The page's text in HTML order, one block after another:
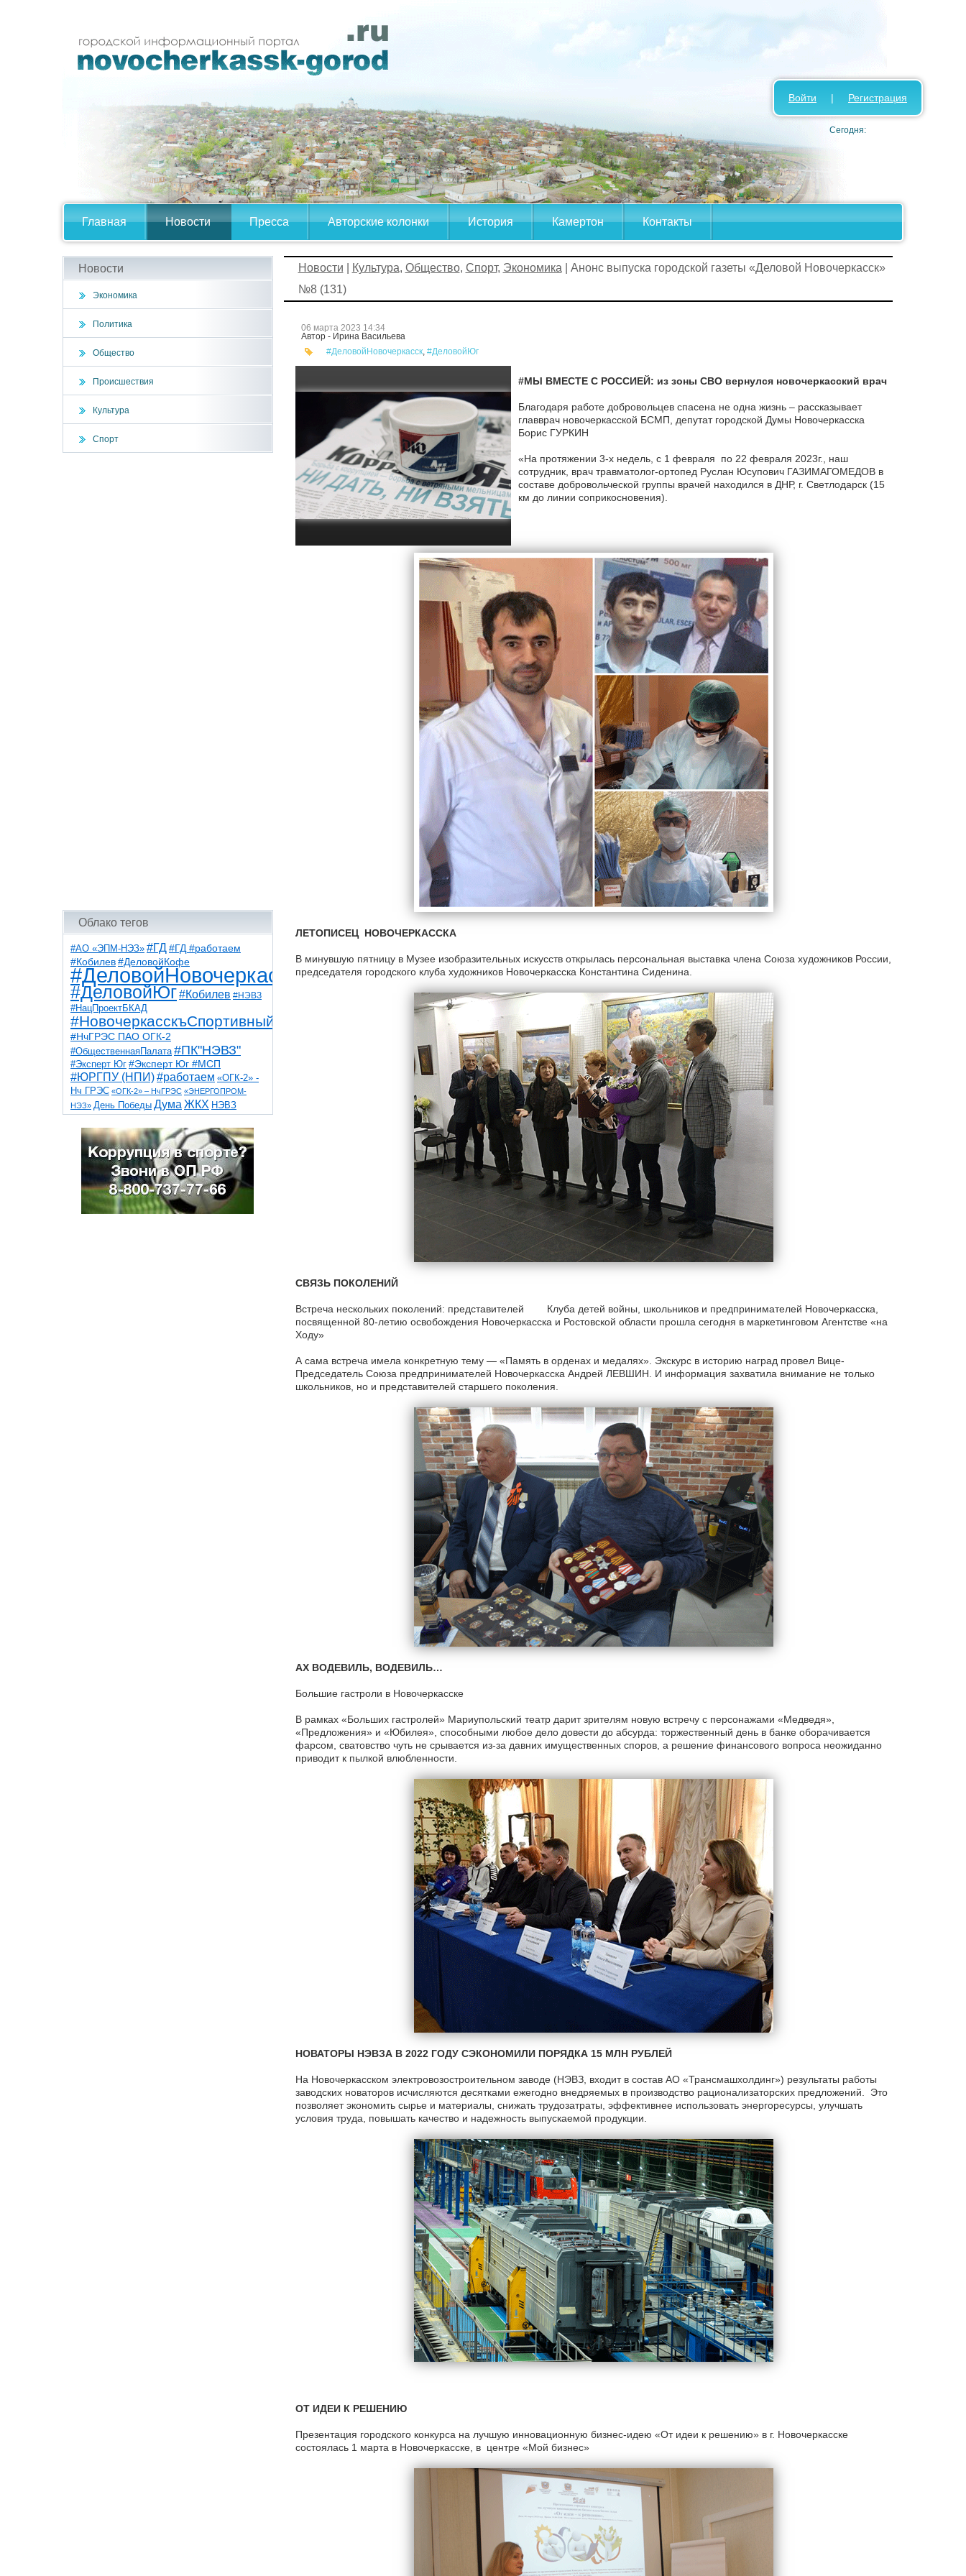
Главная Новости Пресса Авторские колонки История Камертон Контакты
Войти | Регистрация
Сегодня:
Новости
Экономика
Политика
Общество
Происшествия
Культура
Спорт
Облако тегов
#АО «ЭПМ-НЭЗ» #ГД #ГД #работаем
#Кобилев #ДеловойКофе
#ДеловойНовочеркасск
#ДеловойЮг#Кобилев #НЭВЗ
#НацПроектБКАД
#НовочеркасскъСпортивный
#НчГРЭС ПАО ОГК-2
#ОбщественнаяПалата #ПК"НЭВЗ"
#Эксперт Юг #Эксперт Юг #МСП
#ЮРГПУ (НПИ)#работаем «ОГК-2» -
Нч ГРЭС «ОГК-2» – НчГРЭС «ЭНЕРГОПРОМ-
НЭЗ» День Победы Дума ЖКХ НЭВЗ
НчГРЭС ТНТ
благоустройствоветераны выборы
детидороги казаки коррупция космос
общественная палата парк пожар роща
спорт театр транспорт художники
Новости Культура, Общество, Спорт, Экономика | Анонс выпуска городской газеты «Деловой Новочеркасск»
№8 (131)
06 марта 2023 14:34
Автор - Ирина Васильева
#ДеловойНовочеркасск, #ДеловойЮг
#МЫ ВМЕСТЕ С РОССИЕЙ: из зоны СВО вернулся новочеркасский врач
Благодаря работе добровольцев спасена не одна жизнь – рассказывает
главврач новочеркасской БСМП, депутат городской Думы Новочеркасска
Борис ГУРКИН
«На протяжении 3-х недель, с 1 февраля по 22 февраля 2023г., наш
сотрудник, врач травматолог-ортопед Руслан Юсупович ГАЗИМАГОМЕДОВ в
составе добровольческой группы врачей находился в ДНР, г. Светлодарск (15
км до линии соприкосновения).
ЛЕТОПИСЕЦ НОВОЧЕРКАССКА
В минувшую пятницу в Музее изобразительных искусств открылась персональная выставка члена Союза художников России,
председателя городского клуба художников Новочеркасска Константина Сиденина.
СВЯЗЬ ПОКОЛЕНИЙ
Встреча нескольких поколений: представителей Клуба детей войны, школьников и предпринимателей Новочеркасска,
посвященной 80-летию освобождения Новочеркасска и Ростовской области прошла сегодня в маркетинговом Агентстве «на
Ходу»
А сама встреча имела конкретную тему — «Память в орденах и медалях». Экскурс в историю наград провел Вице-
Председатель Союза предпринимателей Новочеркасска Андрей ЛЕВШИН. И информация захватила внимание не только
школьников, но и представителей старшего поколения.
АХ ВОДЕВИЛЬ, ВОДЕВИЛЬ…
Большие гастроли в Новочеркасске
В рамках «Больших гастролей» Мариупольский театр дарит зрителям новую встречу с персонажами «Медведя»,
«Предложения» и «Юбилея», способными любое дело довести до абсурда: торжественный день в банке оборачивается
фарсом, сватовство чуть не срывается из-за давних имущественных споров, а решение финансового вопроса неожиданно
приводит к пылкой влюбленности.
НОВАТОРЫ НЭВЗА В 2022 ГОДУ СЭКОНОМИЛИ ПОРЯДКА 15 МЛН РУБЛЕЙ
На Новочеркасском электровозостроительном заводе (НЭВЗ, входит в состав АО «Трансмашхолдинг») результаты работы
заводских новаторов исчисляются десятками ежегодно внедряемых в производство рационализаторских предложений. Это
позволяет экономить сырье и материалы, снижать трудозатраты, эффективнее использовать энергоресурсы, улучшать
условия труда, повышать качество и надежность выпускаемой продукции.
ОТ ИДЕИ К РЕШЕНИЮ
Презентация городского конкурса на лучшую инновационную бизнес-идею «От идеи к решению» в г. Новочеркасске
состоялась 1 марта в Новочеркасске, в центре «Мой бизнес»